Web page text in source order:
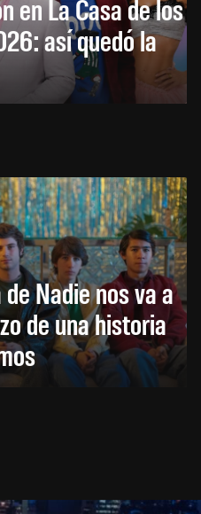
en La Casa de los
así quedó la
Nadie nos va a
de una historia